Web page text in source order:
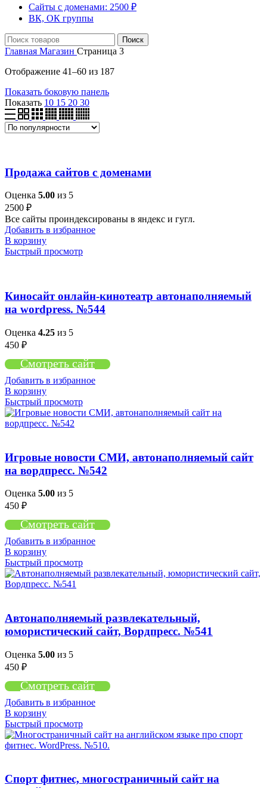
Сайты с доменами: 2500 ₽
ВК, ОК группы
Поиск
Главная Магазин Страница 3
Отображение 41–60 из 187
Показать боковую панель
Показать 10 15 20 30
Продажа сайтов с доменами
Оценка 5.00 из 5
2500 ₽
Все сайты проиндексированы в яндекс и гугл.
Добавить в избранное
В корзину
Быстрый просмотр
Киносайт онлайн-кинотеатр автонаполняемый
на wordpress. №544
Оценка 4.25 из 5
450 ₽
Смотреть сайт
Добавить в избранное
В корзину
Быстрый просмотр
Игровые новости СМИ, автонаполняемый сайт
на вордпресс. №542
Оценка 5.00 из 5
450 ₽
Смотреть сайт
Добавить в избранное
В корзину
Быстрый просмотр
Автонаполняемый развлекательный,
юмористический сайт, Вордпресс. №541
Оценка 5.00 из 5
450 ₽
Смотреть сайт
Добавить в избранное
В корзину
Быстрый просмотр
Cпорт фитнес, многостраничный сайт на